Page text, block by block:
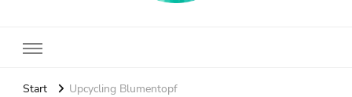
Start Upcycling Blumentopf